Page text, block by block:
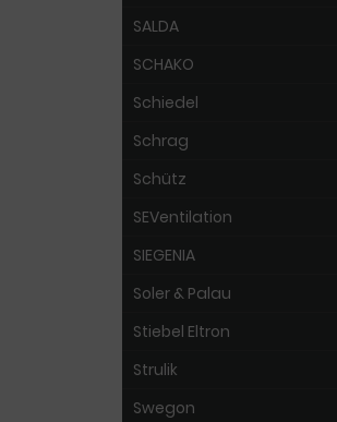
SALDA
SCHAKO
Schiedel
Schrag
Schütz
SEVentilation
SIEGENIA
Soler & Palau
Stiebel Eltron
Strulik
Swegon